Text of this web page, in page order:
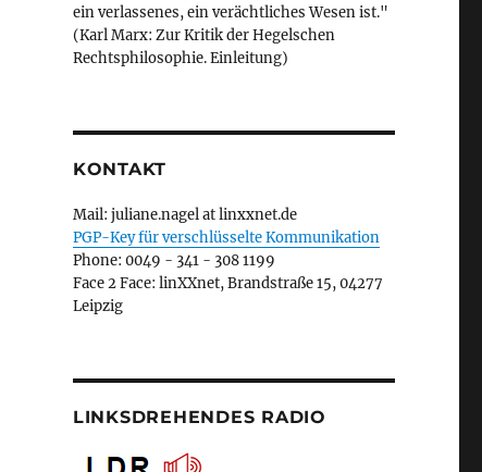
ein verlassenes, ein verächtliches Wesen ist."
(Karl Marx: Zur Kritik der Hegelschen
Rechtsphilosophie. Einleitung)
KONTAKT
Mail: juliane.nagel at linxxnet.de
PGP-Key für verschlüsselte Kommunikation
Phone: 0049 - 341 - 308 1199
Face 2 Face: linXXnet, Brandstraße 15, 04277
Leipzig
LINKSDREHENDES RADIO